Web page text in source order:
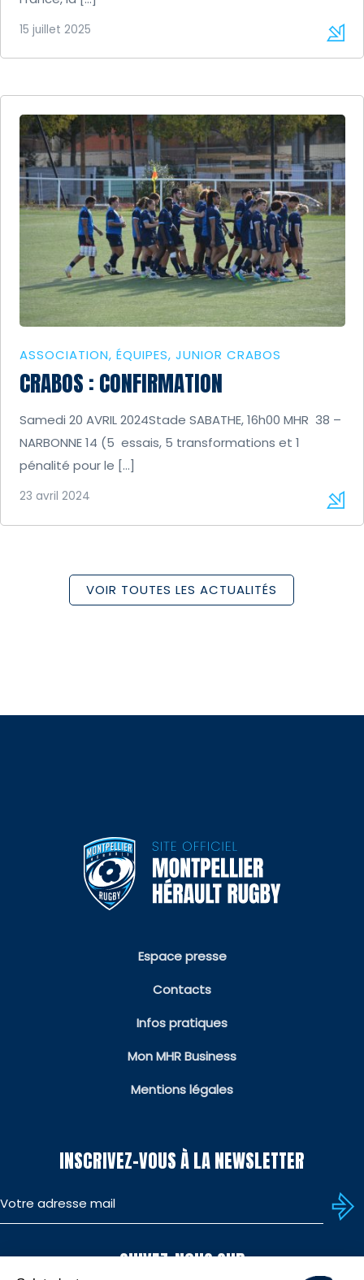
15 juillet 2025
ASSOCIATION ÉQUIPES JUNIOR CRABOS
CRABOS : CONFIRMATION
Samedi 20 AVRIL 2024Stade SABATHE, 16h00 MHR 38 –
NARBONNE 14 (5 essais, 5 transformations et 1
pénalité pour le […]
23 avril 2024
VOIR TOUTES LES ACTUALITÉS
Espace presse
Contacts
Infos pratiques
Mon MHR Business
Mentions légales
INSCRIVEZ-VOUS À LA NEWSLETTER
SUIVEZ-NOUS SUR